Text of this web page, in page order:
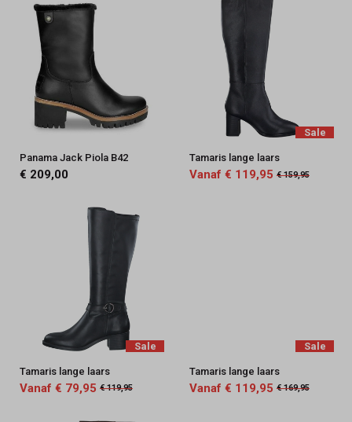
Panama Jack Piola B42
€ 209,00
Sale
Tamaris lange laars
Vanaf € 119,95 € 159,95
Sale
Tamaris lange laars
Vanaf € 79,95 € 119,95
Sale
Tamaris lange laars
Vanaf € 119,95 € 169,95